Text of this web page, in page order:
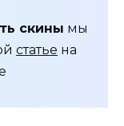
скины мы
статье на